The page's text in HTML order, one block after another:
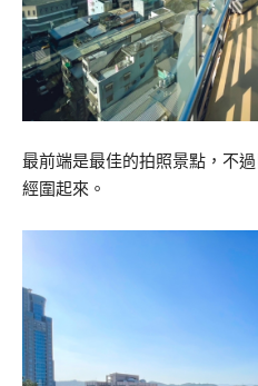
最前端是最佳的拍照景點，不
經圍起來。